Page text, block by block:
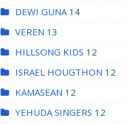
DEWI GUNA 14
VEREN 13
HILLSONG KIDS 12
ISRAEL HOUGTHON 12
KAMASEAN 12
YEHUDA SINGERS 12